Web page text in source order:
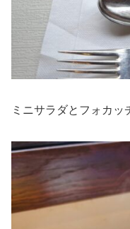
ミニサラダとフォカッ